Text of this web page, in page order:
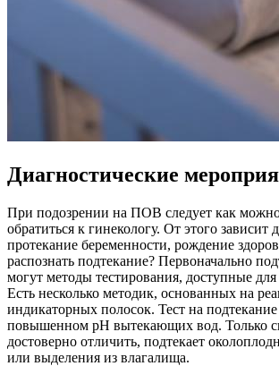
Диагностические
При подозрении на ПОВ следует как можно
обратиться к гинекологу. От этого зависит
протекание беременности, рождение
распознать подтекание? Первоначально
могут методы тестирования, доступные
Есть несколько методик, основанных на
индикаторных полосок. Тест на
повышенном pH вытекающих вод. Только
достоверно отличить, подтекает
или выделения из влагалища.